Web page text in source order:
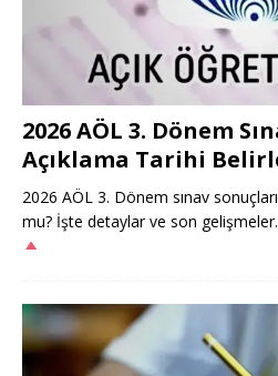
2026 AÖL 3. Dönem
Açıklama Tarihi
2026 AÖL 3. Dönem sınav
mu? İşte detaylar ve son gelişmeler.